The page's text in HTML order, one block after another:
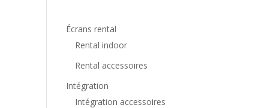
Écrans rental
Rental indoor
Rental accessoires
Intégration
Intégration accessoires